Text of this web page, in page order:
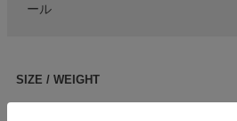
ール
SIZE / WEIGHT